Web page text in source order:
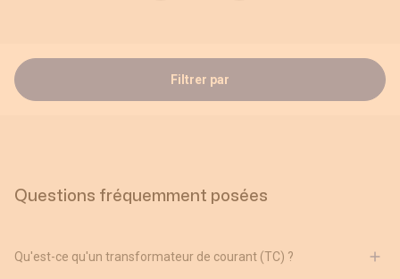
Filtrer par
Questions fréquemment posées
Qu'est-ce qu'un transformateur de courant (TC) ?